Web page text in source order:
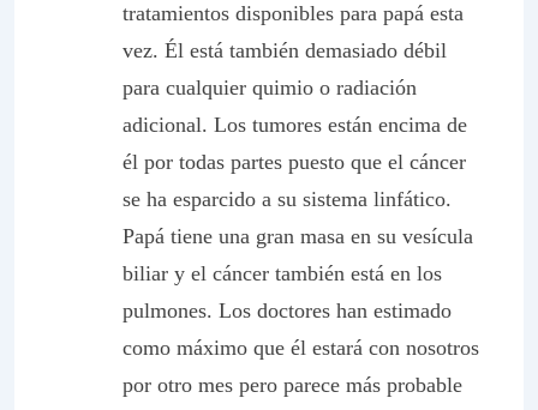
tratamientos disponibles para papá esta
vez. Él está también demasiado débil
para cualquier quimio o radiación
adicional. Los tumores están encima de
él por todas partes puesto que el cáncer
se ha esparcido a su sistema linfático.
Papá tiene una gran masa en su vesícula
biliar y el cáncer también está en los
pulmones. Los doctores han estimado
como máximo que él estará con nosotros
por otro mes pero parece más probable